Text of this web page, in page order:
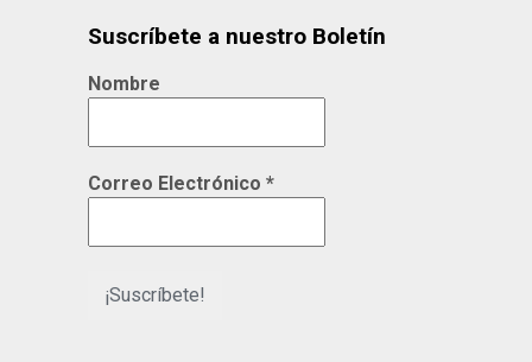
Suscríbete a nuestro Boletín
Nombre
Correo Electrónico *